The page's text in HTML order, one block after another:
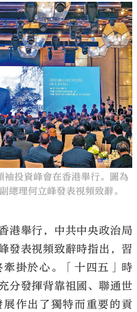
匯
投資峰會在香港舉行。圖為
總理何立峰發表視頻致辭。
港舉行，中共中央政治局
發表視頻致辭時指出，習
掛於心。「十四五」時
分發揮背靠祖國、聯通世
作出了獨特而重要的貢